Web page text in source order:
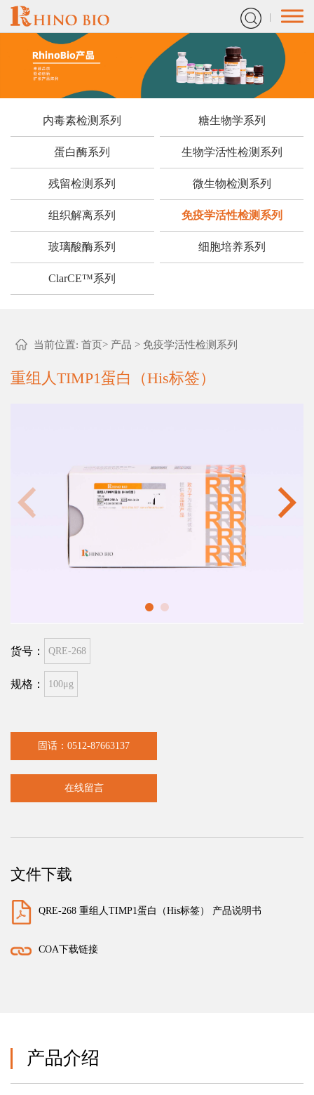
内毒素检测系列 糖生物学系列
蛋白酶系列 生物学活性检测系列
残留检测系列 微生物检测系列
组织解离系列 免疫学活性检测系列
玻璃酸酶系列 细胞培养系列
ClarCE™系列
当前位置: 首页> 产品 > 免疫学活性检测系列
重组人TIMP1蛋白（His标签）
货号： QRE-268
规格： 100μg
固话：0512-87663137
在线留言
文件下载
QRE-268 重组人TIMP1蛋白（His标签） 产品说明书
COA下载链接
产品介绍